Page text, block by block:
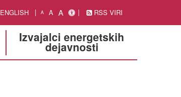
ENGLISH A A A RSS VIRI
Izvajalci energetskih
dejavnosti